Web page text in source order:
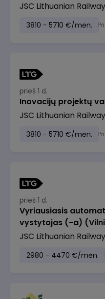
JSC Lithuanian
3810 - 5710 €/mėn.
prieš 1 d.
Inovacijų projektų
JSC Lithuanian
3810 - 5710 €/mėn.
prieš 1 d.
Vyriausiasis
vystytojas (-a)
JSC Lithuanian
2980 - 4470 €/mėn.